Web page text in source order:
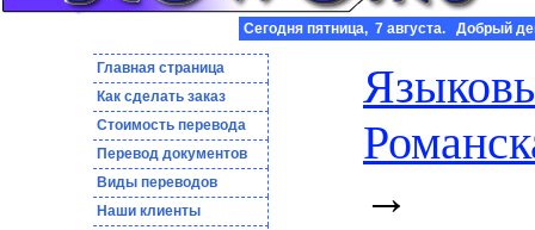
Сегодня пятница, 7 августа. Добрый
Главная страница
Как сделать заказ
Стоимость перевода
Пepeвoд дoкумeнтoв
Виды переводов
Наши клиенты
→